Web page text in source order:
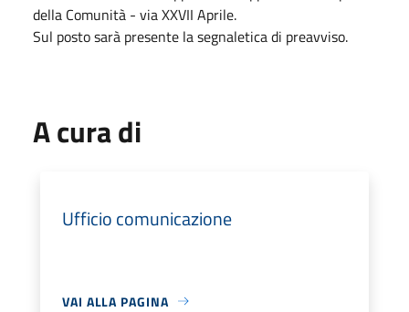
della Comunità - via XXVII Aprile.
Sul posto sarà presente la segnaletica di preavviso.
A cura di
Ufficio comunicazione
VAI ALLA PAGINA